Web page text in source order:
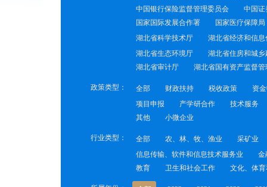
中国银行保险监督管理委员会
中国证
国家国际发展合作署
国家医疗保障局
湖北省科学技术厅
湖北省经济和信息
湖北省生态环境厅
湖北省住房和城乡
湖北省审计厅
湖北省国有资产监督管
政策类型： 全部 财政扶持 税收政策 资
项目申报
产学研合作 技术服务
其他
小微企业
行业类型： 全部 农、林、牧、渔业 采矿业
信息传输、软件和信息技术服务业
金
教育
卫生和社会工作 文化、体